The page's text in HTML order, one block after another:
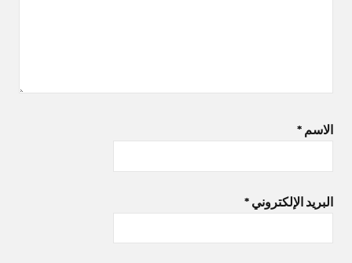
الاسم *
البريد الإلكتروني *